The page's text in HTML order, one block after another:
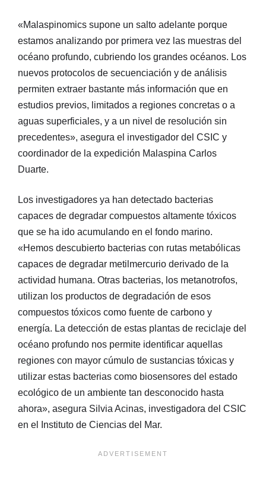
«Malaspinomics supone un salto adelante porque
estamos analizando por primera vez las muestras del
océano profundo, cubriendo los grandes océanos. Los
nuevos protocolos de secuenciación y de análisis
permiten extraer bastante más información que en
estudios previos, limitados a regiones concretas o a
aguas superficiales, y a un nivel de resolución sin
precedentes», asegura el investigador del CSIC y
coordinador de la expedición Malaspina Carlos
Duarte.
Los investigadores ya han detectado bacterias
capaces de degradar compuestos altamente tóxicos
que se ha ido acumulando en el fondo marino.
«Hemos descubierto bacterias con rutas metabólicas
capaces de degradar metilmercurio derivado de la
actividad humana. Otras bacterias, los metanotrofos,
utilizan los productos de degradación de esos
compuestos tóxicos como fuente de carbono y
energía. La detección de estas plantas de reciclaje del
océano profundo nos permite identificar aquellas
regiones con mayor cúmulo de sustancias tóxicas y
utilizar estas bacterias como biosensores del estado
ecológico de un ambiente tan desconocido hasta
ahora», asegura Silvia Acinas, investigadora del CSIC
en el Instituto de Ciencias del Mar.